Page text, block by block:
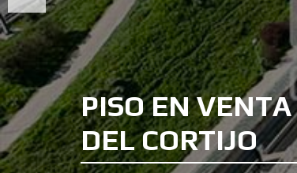
PISO EN
DEL CORTIJO